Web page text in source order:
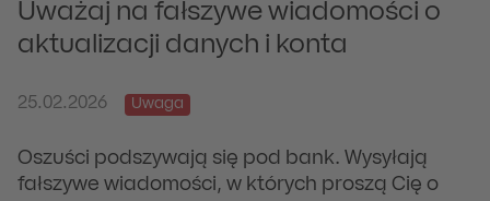
Uważaj na fałszywe wiadomości o
aktualizacji danych i konta
25.02.2026 Uwaga
Oszuści podszywają się pod bank. Wysyłają
fałszywe wiadomości, w których proszą Cię o